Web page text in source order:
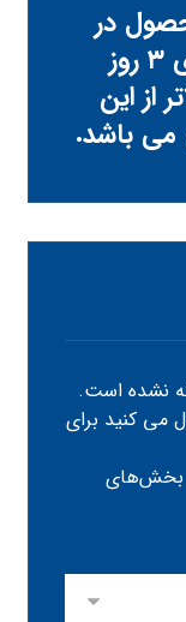
در
فرم های تیراژ ۱۰۰ عددی ۳ روز
از این
نشده است.
می کنید برای
بخش‌های